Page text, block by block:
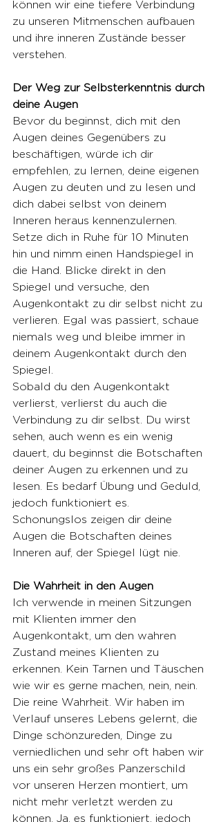
können wir eine tiefere Verbindung
zu unseren Mitmenschen aufbauen
und ihre inneren Zustände besser
verstehen.
Der Weg zur Selbsterkenntnis durch
deine Augen
Bevor du beginnst, dich mit den
Augen deines Gegenübers zu
beschäftigen, würde ich dir
empfehlen, zu lernen, deine eigenen
Augen zu deuten und zu lesen und
dich dabei selbst von deinem
Inneren heraus kennenzulernen.
Setze dich in Ruhe für 10 Minuten
hin und nimm einen Handspiegel in
die Hand. Blicke direkt in den
Spiegel und versuche, den
Augenkontakt zu dir selbst nicht zu
verlieren. Egal was passiert, schaue
niemals weg und bleibe immer in
deinem Augenkontakt durch den
Spiegel.
Sobald du den Augenkontakt
verlierst, verlierst du auch die
Verbindung zu dir selbst. Du wirst
sehen, auch wenn es ein wenig
dauert, du beginnst die Botschaften
deiner Augen zu erkennen und zu
lesen. Es bedarf Übung und Geduld,
jedoch funktioniert es.
Schonungslos zeigen dir deine
Augen die Botschaften deines
Inneren auf, der Spiegel lügt nie.
Die Wahrheit in den Augen
Ich verwende in meinen Sitzungen
mit Klienten immer den
Augenkontakt, um den wahren
Zustand meines Klienten zu
erkennen. Kein Tarnen und Täuschen
wie wir es gerne machen, nein, nein.
Die reine Wahrheit. Wir haben im
Verlauf unseres Lebens gelernt, die
Dinge schönzureden, Dinge zu
verniedlichen und sehr oft haben wir
uns ein sehr großes Panzerschild
vor unseren Herzen montiert, um
nicht mehr verletzt werden zu
können. Ja, es funktioniert, jedoch